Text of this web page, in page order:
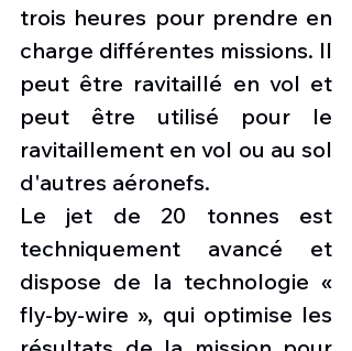
trois heures pour prendre en
charge différentes missions. Il
peut être ravitaillé en vol et
peut être utilisé pour le
ravitaillement en vol ou au sol
d'autres aéronefs.
Le jet de 20 tonnes est
techniquement avancé et
dispose de la technologie «
fly-by-wire », qui optimise les